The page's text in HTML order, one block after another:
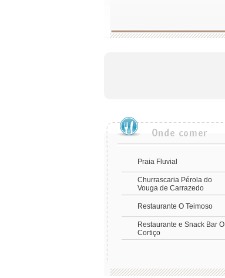
Praia Fluvial
Churrascaria Pérola do
Vouga de Carrazedo
Restaurante O Teimoso
Restaurante e Snack Bar O
Cortiço